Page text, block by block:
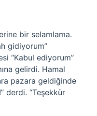
bir selamlama.
gidiyorum”
“Kabul ediyorum”
gelirdi. Hamal
pazara geldiğinde
derdi. “Teşekkür